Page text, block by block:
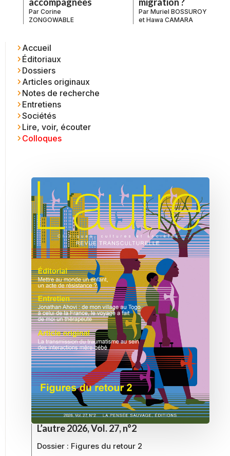
accompagnées
Par Corine
ZONGOWABLE
migration ?
Par Muriel BOSSUROY
et Hawa CAMARA
Accueil
Éditoriaux
Dossiers
Articles originaux
Notes de recherche
Entretiens
Sociétés
Lire, voir, écouter
Colloques
L’autre 2026, Vol. 27, n°2
Dossier : Figures du retour 2